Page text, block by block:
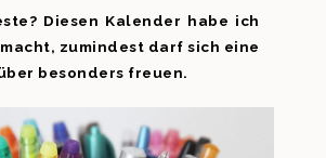
Diesen Kalender habe ich
zumindest darf sich eine
besonders freuen.